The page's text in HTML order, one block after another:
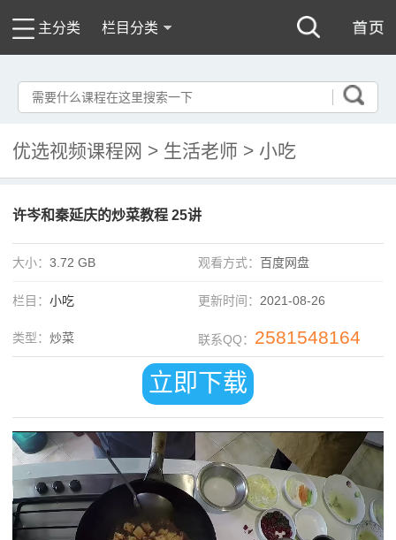
主分类 栏目分类
优选视频课程网 > 生活老师 > 小吃
许岑和秦延庆的炒菜教程 25讲
大小： 3.72 GB 观看方式： 百度网盘
栏目： 小吃 更新时间： 2021-08-26
类型： 炒菜 联系QQ： 2581548164
立即下载